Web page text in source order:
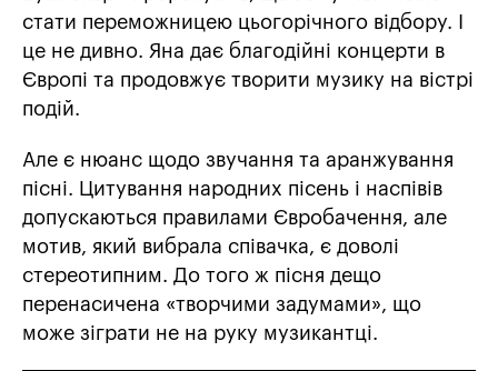
стати переможницею цьогорічного відбору. І
це не дивно. Яна дає благодійні концерти в
Європі та продовжує творити музику на вістрі
подій.
Але є нюанс щодо звучання та аранжування
пісні. Цитування народних пісень і наспівів
допускаються правилами Євробачення, але
мотив, який вибрала співачка, є доволі
стереотипним. До того ж пісня дещо
перенасичена «творчими задумами», що
може зіграти не на руку музикантці.